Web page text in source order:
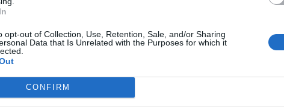
opt-out of Collection, Use, Retention, Sale, and/or Sharing
Data that Is Unrelated with the Purposes for which it
CONFIRM